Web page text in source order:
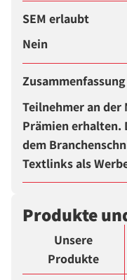
SEM erlaubt
Nein
Zusammenfassung
Teilnehmer an
Prämien erhalten.
dem
Textlinks als
Produkte
Unsere
Produkte